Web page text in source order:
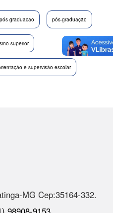
pós graduacao pós-graduação
superior
e supervisão escolar
MG Cep:35164-332.